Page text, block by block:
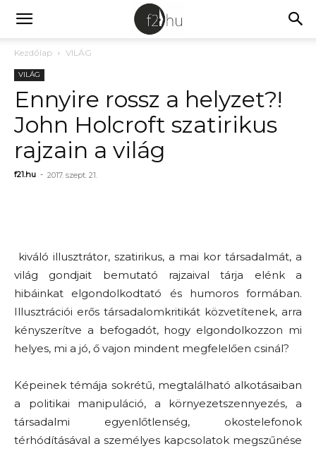
Kezdőlap VILÁG
VILÁG
Ennyire rossz a helyzet?!
John Holcroft szatirikus
rajzain a világ
f21.hu - 2017. szept. 21.
kiváló illusztrátor, szatirikus, a mai kor társadalmát, a
világ gondjait bemutató rajzaival tárja elénk a
hibáinkat elgondolkodtató és humoros formában.
Illusztrációi erős társadalomkritikát közvetítenek, arra
kényszerítve a befogadót, hogy elgondolkozzon mi
helyes, mi a jó, ő vajon mindent megfelelően csinál?
Képeinek témája sokrétű, megtalálható alkotásaiban
a politikai manipuláció, a környezetszennyezés, a
társadalmi egyenlőtlenség, okostelefonok
térhódításával a személyes kapcsolatok megszűnése